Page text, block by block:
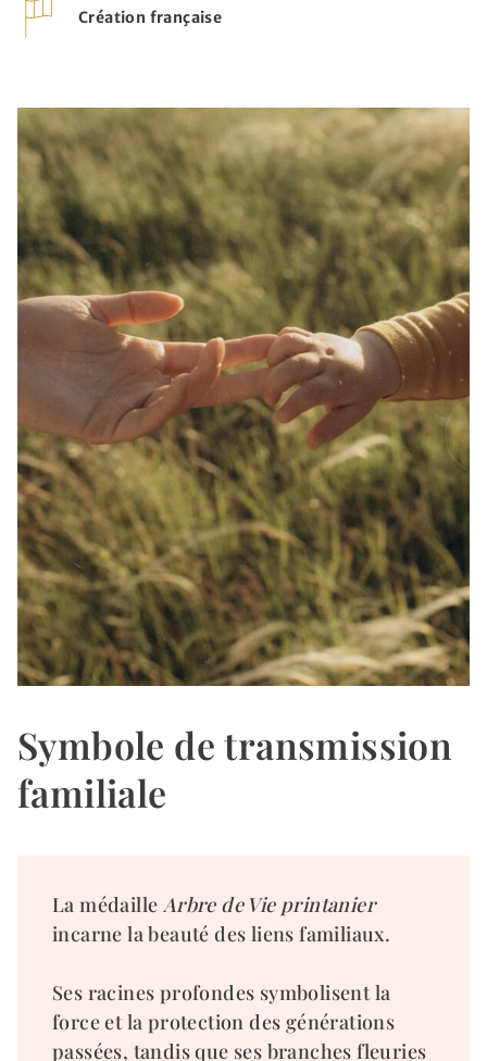
Création française
Symbole de transmission
familiale
La médaille Arbre de Vie printanier
incarne la beauté des liens familiaux.
Ses racines profondes symbolisent la
force et la protection des générations
passées, tandis que ses branches fleuries